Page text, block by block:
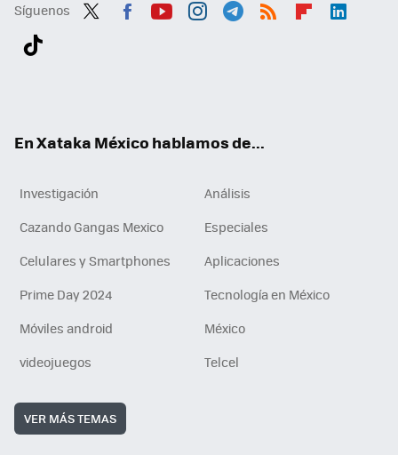
Síguenos
En Xataka México hablamos de...
Investigación
Análisis
Cazando Gangas Mexico
Especiales
Celulares y Smartphones
Aplicaciones
Prime Day 2024
Tecnología en México
Móviles android
México
videojuegos
Telcel
VER MÁS TEMAS